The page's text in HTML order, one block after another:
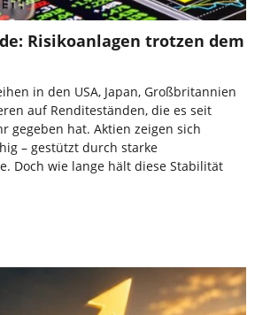
Risikoanlagen trotzen dem
in den USA, Japan, Großbritannien
auf Renditeständen, die es seit
gegeben hat. Aktien zeigen sich
– gestützt durch starke
Doch wie lange hält diese Stabilität